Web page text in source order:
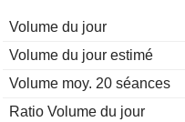
Volume du jour
Volume du jour estimé
Volume moy. 20 séances
Ratio Volume du jour